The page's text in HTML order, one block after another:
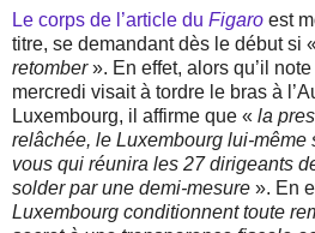
Le corps de l’article du Figaro est
titre, se demandant dès le début si «
retomber». En effet, alors qu’il
mercredi visait à tordre le bras à
Luxembourg, il affirme que « la
relâchée, le Luxembourg lui-même
vous qui réunira les 27 dirigeants
solder par une demi-mesure ». En
Luxembourg conditionnent toute